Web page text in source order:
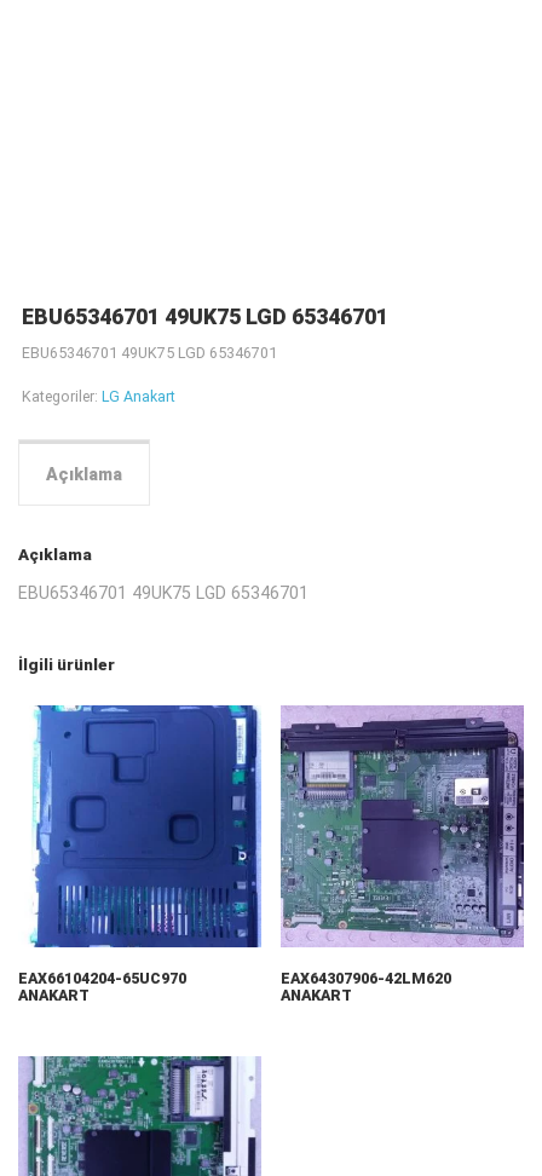
EBU65346701 49UK75 LGD 65346701
EBU65346701 49UK75 LGD 65346701
Kategoriler: LG Anakart
Açıklama
Açıklama
EBU65346701 49UK75 LGD 65346701
İlgili ürünler
EAX66104204-65UC970
ANAKART
EAX64307906-42LM620
ANAKART